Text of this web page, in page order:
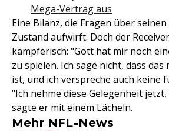
Mega-Vertrag aus
Eine Bilanz, die Fragen über
Zustand aufwirft. Doch der
kämpferisch: "Gott hat mir noch
zu spielen. Ich sage nicht, dass das
ist, und ich verspreche auch keine
"Ich nehme diese Gelegenheit
sagte er mit einem Lächeln.
Mehr NFL-News